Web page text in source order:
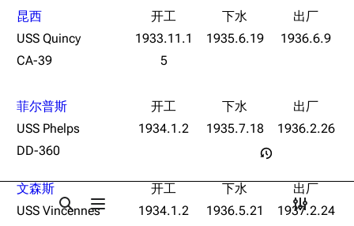
打开/关闭搜索
打开/关闭菜单
Fold3
大英帝国战争博物
德国联邦数字档案
打开/关
打
未登录
创建账号
登录
可打印版
固定链接
页面信息
引用此页
昆西
USS Quincy
CA-39
1933.11.1
5
1935.6.19 1936.6.9
菲尔普斯
USS Phelps
DD-360
1934.1.2 1935.7.18 1936.2.26
文森斯
USS Vincennes
1934.1.2 1936.5.21 1937.2.24
目录
游戏相关
挖组性能评测
设定
同厂舰娘